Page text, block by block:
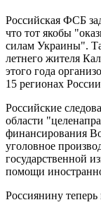
Российская ФСБ
что тот якобы
силам Украины".
летнего жителя
этого года
15 регионах
Российские
области
финансирования
уголовное
государственной
помощи
Россиянину